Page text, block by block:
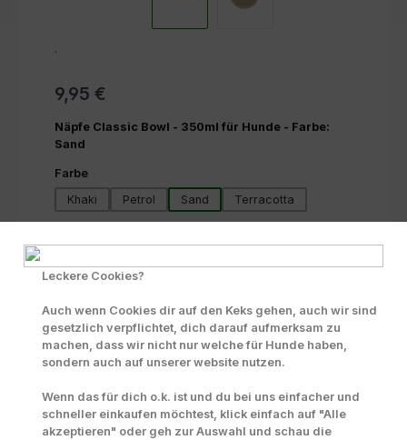
.
9,95 €
Näpfe Classic Bowl - 350ml für Hunde - Farbe:
Sand
Farbeauswählen
Khaki
Petrol Sand Terracotta
In den Warenkorb
Zum Merkzettel hinzufügen
INFO zu Liefer- und Versandkosten
Produktnummer:
Beschreibung
Leckere Cookies?
Auch wenn Cookies dir auf den Keks gehen, auch wir sind
gesetzlich verpflichtet, dich darauf aufmerksam zu
machen, dass wir nicht nur welche für Hunde haben,
sondern auch auf unserer website nutzen.
Wenn das für dich o.k. ist und du bei uns einfacher und
schneller einkaufen möchtest, klick einfach auf "Alle
akzeptieren" oder geh zur Auswahl und schau die